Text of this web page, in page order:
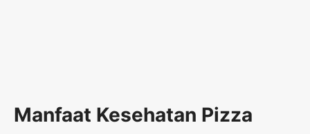
Manfaat Kesehatan Pizza